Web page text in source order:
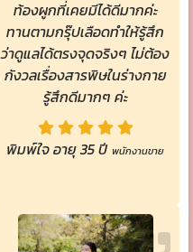
ท้องผูกที่เคยมีได้ดีมากค่ะ
ทานตามกรุ๊ปเลือดทำให้รู้สึก
ว่าดูแลได้ตรงจุดจริงๆ ไม่ต้อง
กังวลเรื่องสารพิษในร่างกาย
รู้สึกดีมากๆ ค่ะ
พิมพ์ใจ อายุ 35 ปี พนักงานขาย